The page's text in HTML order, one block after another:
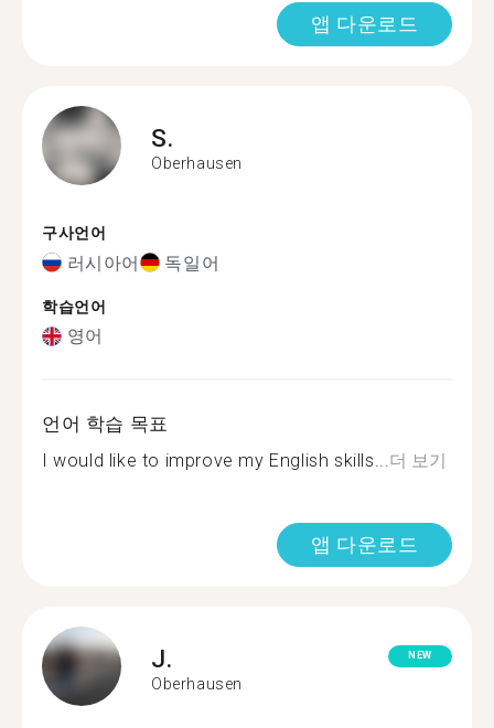
앱 다운로드
S.
Oberhausen
구사언어
러시아어 독일어
학습언어
영어
언어 학습 목표
I would like to improve my English skills...더 보기
앱 다운로드
J.
Oberhausen
NEW